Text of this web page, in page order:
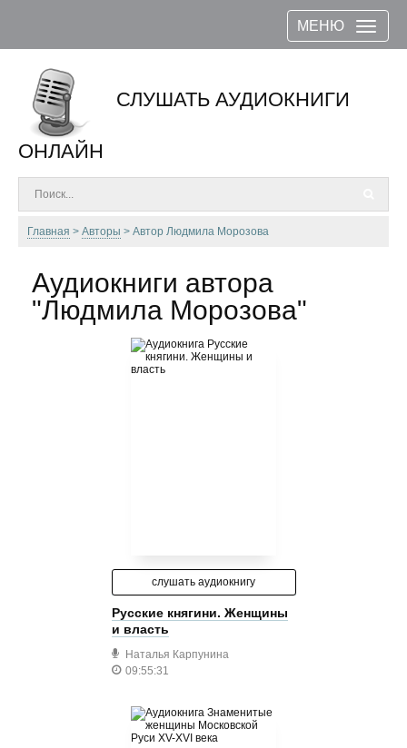
МЕНЮ
СЛУШАТЬ АУДИОКНИГИ
ОНЛАЙН
Главная Авторы Автор Людмила Морозова
Аудиокниги автора
"Людмила Морозова"
слушать аудиокнигу
Русские княгини. Женщины
и власть
Наталья Карпунина
09:55:31